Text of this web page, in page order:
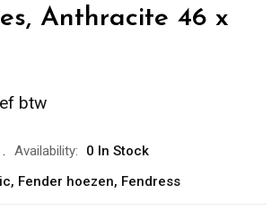
Anthracite 46 x
btw
Availability:
0 In Stock
, Fender hoezen, Fendress